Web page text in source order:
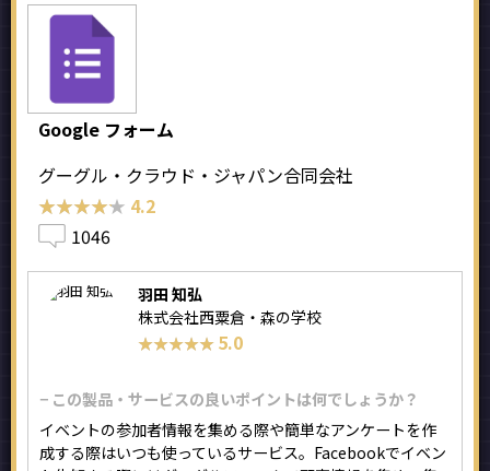
Google フォーム
グーグル・クラウド・ジャパン合同会社
★★★★★
★★★★★ 4.2
1046
羽田 知弘
株式会社西粟倉・森の学校
★★★★★
★★★★★ 5.0
− この製品・サービスの良いポイントは何でしょうか？
イベントの参加者情報を集める際や簡単なアンケートを作
成する際はいつも使っているサービス。Facebookでイベン